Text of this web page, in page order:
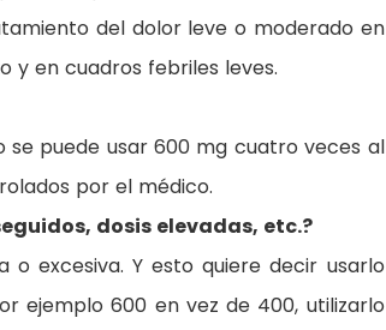
del dolor leve o moderado en
y en cuadros febriles leves.
puede usar 600 mg cuatro veces al
por el médico.
dosis elevadas, etc.?
o excesiva. Y esto quiere decir usarlo
ejemplo 600 en vez de 400, utilizarlo